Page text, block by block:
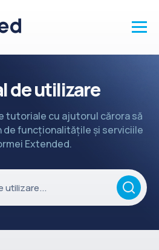
de utilizare
tutoriale cu ajutorul cărora să
de funcționalitățile și serviciile
Extended.